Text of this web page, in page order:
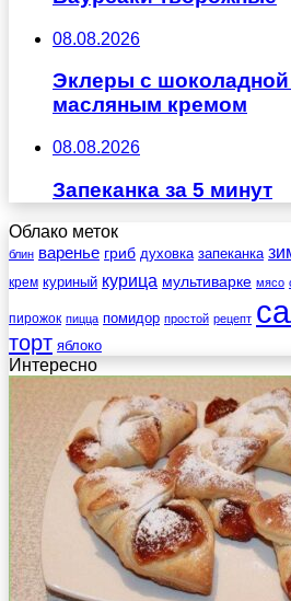
08.08.2026
Эклеры с
масляным кремом
08.08.2026
Запеканка за 5 минут
Облако меток
блин варенье гриб духовка запеканка
крем куриный курица мультиварке мясо
пирожок пицца помидор простой рецепт
торт яблоко
Интересно